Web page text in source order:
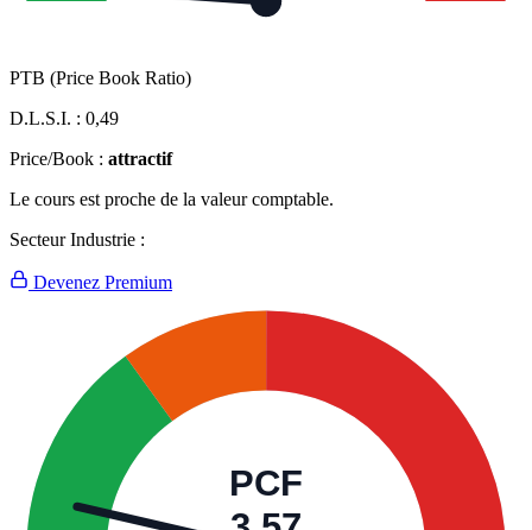
PTB (Price Book Ratio)
D.L.S.I. : 0,49
Price/Book : attractif
Le cours est proche de la valeur comptable.
Secteur Industrie :
Devenez Premium
PCF